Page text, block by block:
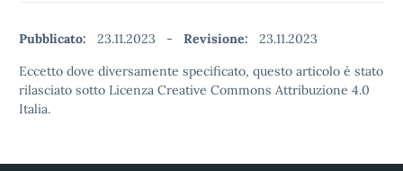
Pubblicato: 23.11.2023 - Revisione:
23.11.2023
Eccetto dove diversamente specificato, questo articolo è stato
rilasciato sotto Licenza Creative Commons Attribuzione 4.0
Italia.